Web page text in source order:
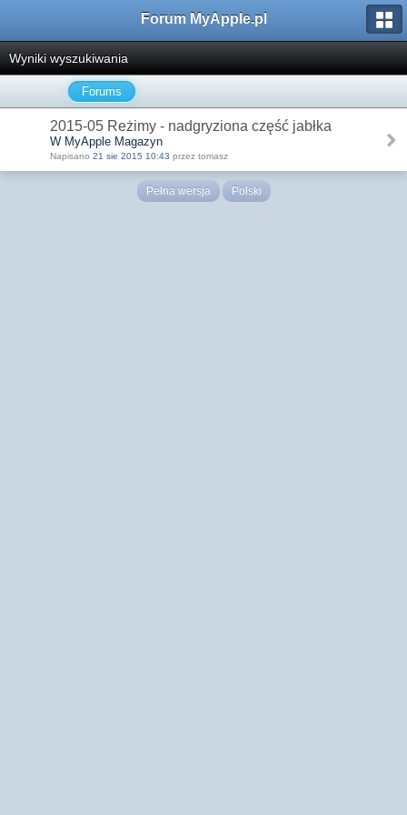
Forum MyApple.pl
Wyniki wyszukiwania
Forums
2015-05 Reżimy - nadgryziona część jabłka
W MyApple Magazyn
Napisano 21 sie 2015 10:43 przez tomasz
Pełna wersja Polski